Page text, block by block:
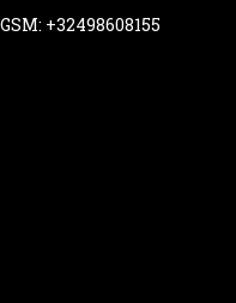
GSM: +32498608155